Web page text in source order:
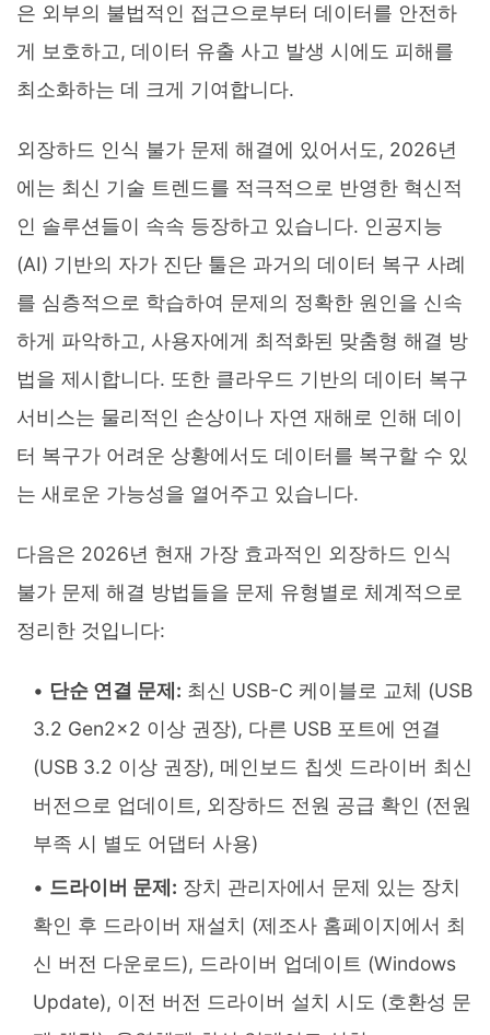
은 외부의 불법적인 접근으로부터 데이터를 안전하
게 보호하고, 데이터 유출 사고 발생 시에도 피해를
최소화하는 데 크게 기여합니다.
외장하드 인식 불가 문제 해결에 있어서도, 2026년
에는 최신 기술 트렌드를 적극적으로 반영한 혁신적
인 솔루션들이 속속 등장하고 있습니다. 인공지능
(AI) 기반의 자가 진단 툴은 과거의 데이터 복구 사례
를 심층적으로 학습하여 문제의 정확한 원인을 신속
하게 파악하고, 사용자에게 최적화된 맞춤형 해결 방
법을 제시합니다. 또한 클라우드 기반의 데이터 복구
서비스는 물리적인 손상이나 자연 재해로 인해 데이
터 복구가 어려운 상황에서도 데이터를 복구할 수 있
는 새로운 가능성을 열어주고 있습니다.
다음은 2026년 현재 가장 효과적인 외장하드 인식
불가 문제 해결 방법들을 문제 유형별로 체계적으로
정리한 것입니다:
단순 연결 문제: 최신 USB-C 케이블로 교체 (USB
3.2 Gen2x2 이상 권장), 다른 USB 포트에 연결
(USB 3.2 이상 권장), 메인보드 칩셋 드라이버 최신
버전으로 업데이트, 외장하드 전원 공급 확인 (전원
부족 시 별도 어댑터 사용)
드라이버 문제: 장치 관리자에서 문제 있는 장치
확인 후 드라이버 재설치 (제조사 홈페이지에서 최
신 버전 다운로드), 드라이버 업데이트 (Windows
Update), 이전 버전 드라이버 설치 시도 (호환성 문